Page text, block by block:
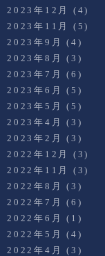
2023年12月
(4)
2023年11月
(5)
2023年9月
(4)
2023年8月
(3)
2023年7月
(6)
2023年6月
(5)
2023年5月
(5)
2023年4月
(3)
2023年2月
(3)
2022年12月
(3)
2022年11月
(3)
2022年8月
(3)
2022年7月
(6)
2022年6月
(1)
2022年5月
(4)
2022年4月
(3)